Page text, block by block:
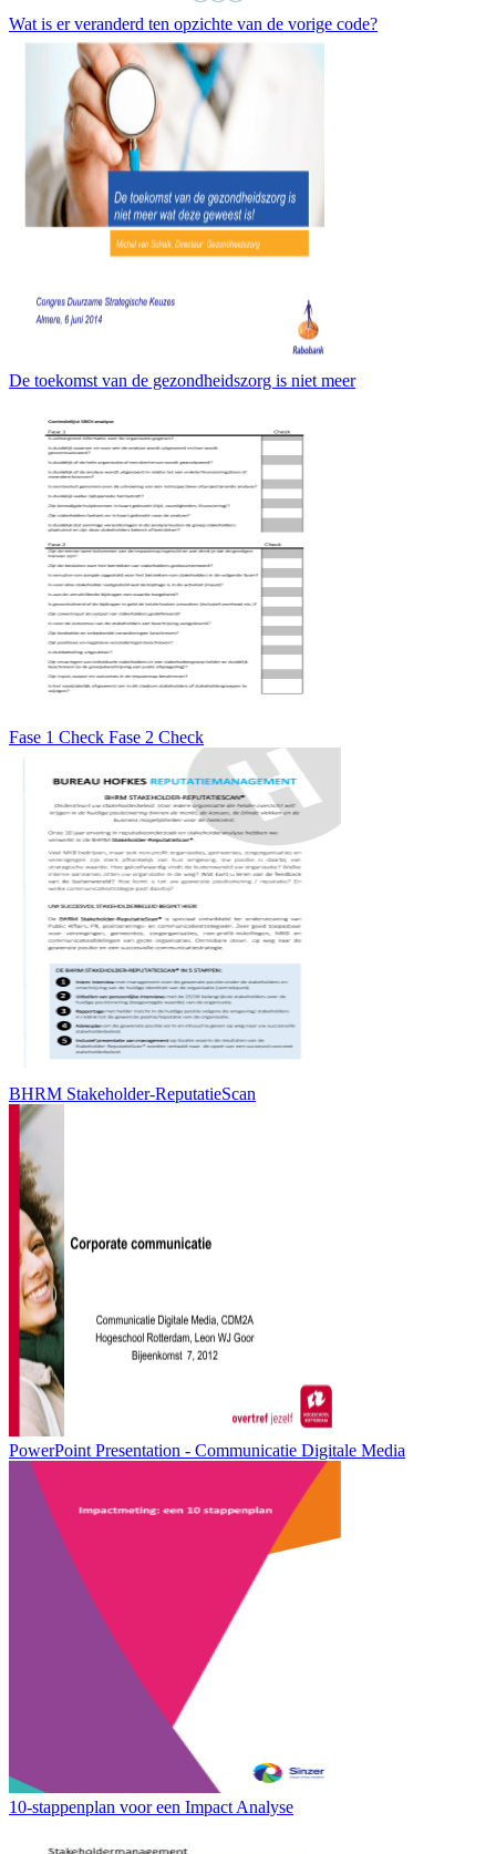
Wat is er veranderd ten opzichte van de vorige code?
De toekomst van de gezondheidszorg is niet meer
Fase 1 Check Fase 2 Check
BHRM Stakeholder-ReputatieScan
PowerPoint Presentation - Communicatie Digitale Media
10-stappenplan voor een Impact Analyse